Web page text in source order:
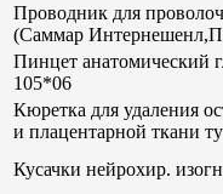
Проводник для
(Саммар
Пинцет анатомический
105*06
Кюретка для удаления
и плацентарной ткани
Кусачки нейрохир.